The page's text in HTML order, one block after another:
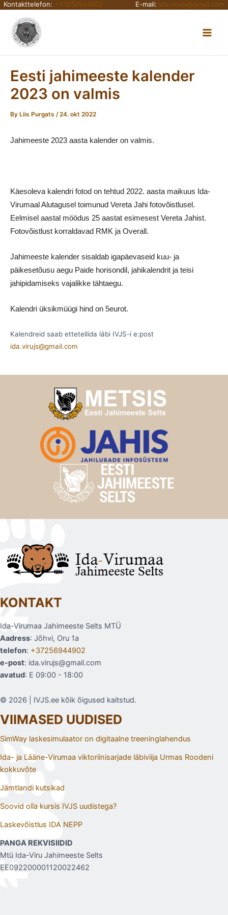
Skip
content
Kontakttelefon: +37256944902 E-mail: ida.virujs@gmail.com
Eesti jahimeeste kalender
2023 on valmis
By Liis Purgats /24. okt 2022
Jahimeeste 2023 aasta kalender on valmis.
Käesoleva kalendri fotod on tehtud 2022. aasta maikuus Ida-
Virumaal Alutagusel toimunud Vereta Jahi fotovõistlusel.
Eelmisel aastal möödus 25 aastat esimesest Vereta Jahist.
Fotovõistlust korraldavad RMK ja Overall.
Jahimeeste kalender sisaldab igapäevaseid kuu- ja
päikesetõusu aegu Paide horisondil, jahikalendrit ja teisi
jahipidamiseks vajalikke tähtaegu.
Kalendri üksikmüügi hind on 5eurot.
Kalendreid saab ettetellida läbi IVJS-i e:post
ida.virujs@gmail.com
KONTAKT
Ida-Virumaa Jahimeeste Selts MTÜ
Aadress: Jõhvi, Oru 1a
telefon: +37256944902
e-post: ida.virujs@gmail.com
avatud: E 09:00 - 18:00
© 2026 | IVJS.ee kõik õigused kaitstud.
VIIMASED UUDISED
SimWay laskesimulaator on digitaalne treeninglahendus
Ida- ja Lääne-Virumaa viktoriinisarjade läbiviija Urmas Roodeni
kokkuvõte
Jämtlandi kutsikad
Soovid olla kursis IVJS uudistega?
Laskevõistlus IDA NEPP
PANGA REKVISIIDID
Mtü Ida-Viru Jahimeeste Selts
EE092200001120022462